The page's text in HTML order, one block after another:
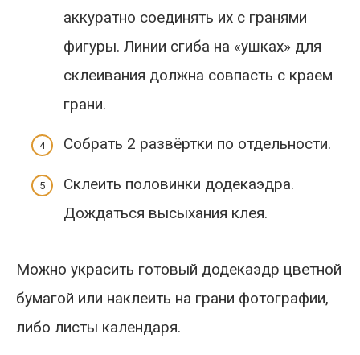
аккуратно соединять их с гранями
фигуры. Линии сгиба на «ушках» для
склеивания должна совпасть с краем
грани.
Собрать 2 развёртки по отдельности.
Склеить половинки додекаэдра.
Дождаться высыхания клея.
Можно украсить готовый додекаэдр цветной
бумагой или наклеить на грани фотографии,
либо листы календаря.